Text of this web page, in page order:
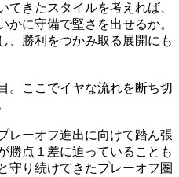
てきたスタイルを考えれば、
かに守備で堅さを出せるか。
、勝利をつかみ取る展開にも
。ここでイヤな流れを断ち切
レーオフ進出に向けて踏ん張
勝点１差に迫っていることも
守り続けてきたプレーオフ圏